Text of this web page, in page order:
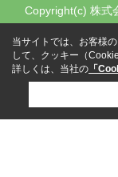
Copyright(c) 株式
当サイトでは、お客様
して、クッキー（
詳しくは、当社の 「